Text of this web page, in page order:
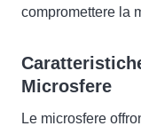
compromettere la
Microsfere
Le microsfere